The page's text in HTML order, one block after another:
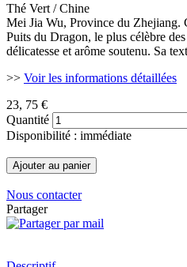
Thé Vert / Chine
Mei Jia Wu, Province du Zhejiang.
Puits du Dragon, le plus célèbre
délicatesse et arôme soutenu. Sa
>> Voir les informations détaillées
23, 75 €
Quantité
Disponibilité : immédiate
Nous contacter
Partager